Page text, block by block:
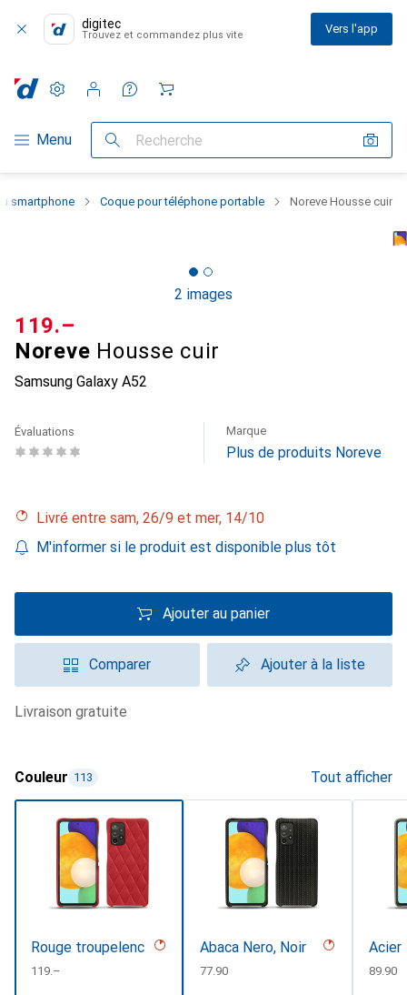
digitec
Trouvez et commandez plus vite Vers l'app
Navigation par catégorie
Menu Recherche
Paramètres
Compte client
Listes de comparaison
Listes d'envies
Panier
smartphone Coque pour téléphone portable Noreve Housse cuir
2 images
Noreve Housse cuir
Samsung Galaxy A52
CHF
119.–
Évaluations Marque
Plus de produits Noreve
Livré entre sam, 26/9 et mer, 14/10
M'informer si le produit est disponible plus tôt
Ajouter au panier
Comparer Ajouter à la liste
livraison gratuite
Couleur 113 Tout afficher
Rouge troupelenc
CHF
119.–
Abaca Nero, Noir
CHF
77.90
Acier
CHF
89.90